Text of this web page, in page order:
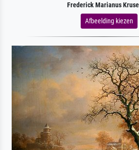
Frederick Marianus
Afbeelding kiezen